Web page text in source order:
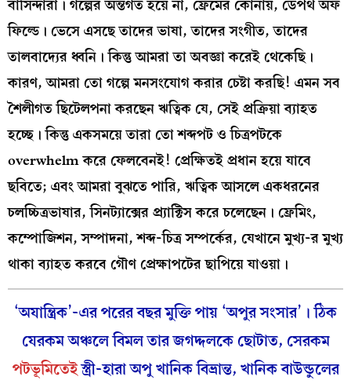
বাসিন্দারা। গল্পের অন্তর্গত হয়ে না, ফ্রেমের কোনায়, ডেপথ অফ
ফিল্ডে। ভেসে এসছে তাদের ভাষা, তাদের সংগীত, তাদের
তালবাদ্যের ধ্বনি। কিন্তু আমরা তা অবজ্ঞা করেই থেকেছি।
কারণ, আমরা তো গল্পে মনসংযোগ করার চেষ্টা করছি! এমন সব
শৈলীগত ছিটেলপনা করছেন ঋত্বিক যে, সেই প্রক্রিয়া ব্যাহত
হচ্ছে। কিন্তু একসময়ে তারা তো শব্দপট ও চিত্রপটকে
overwhelm করে ফেলবেনই! প্রেক্ষিতই প্রধান হয়ে যাবে
ছবিতে; এবং আমরা বুঝতে পারি, ঋত্বিক আসলে একধরনের
চলচ্চিত্রভাষার, সিনট্যাক্সের প্র্যাক্টিস করে চলেছেন। ফ্রেমিং,
কম্পোজিশন, সম্পাদনা, শব্দ-চিত্র সম্পর্কের, যেখানে মুখ্য-র মুখ্য
থাকা ব্যাহত করবে গৌণ প্রেক্ষাপটের ছাপিয়ে যাওয়া।
‘অযান্ত্রিক’-এর পরের বছর মুক্তি পায় ‘অপুর সংসার’। ঠিক
যেরকম অঞ্চলে বিমল তার জগদ্দলকে ছোটাত, সেরকম
পটভূমিতেইস্ত্রী-হারা অপু খানিক বিভ্রান্ত, খানিক বাউন্ডুলের